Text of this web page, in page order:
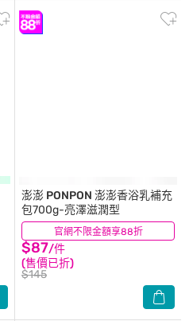
官網不限金額享88折
澎澎 PONPON 澎澎香浴乳補充
包700g-亮澤滋潤型
$87/件
(售價已折)
$145
(136)